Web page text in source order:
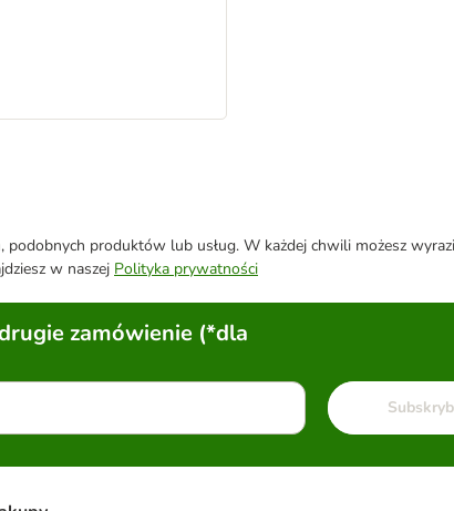
produktów lub usług. W każdej chwili możesz
w naszej Polityka prywatności
zamówienie (*dla